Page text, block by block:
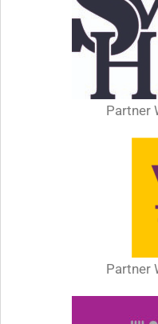
Partner
Partner